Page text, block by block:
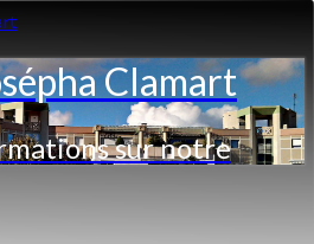
Clamart
sur notre